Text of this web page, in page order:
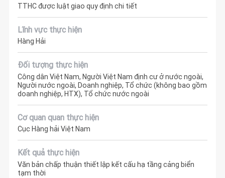
TTHC được luật giao quy định chi tiết
Lĩnh vực thực hiện
Hàng Hải
Đối tượng thực hiện
Công dân Việt Nam, Người Việt Nam định cư ở nước ngoài,
Người nước ngoài, Doanh nghiệp, Tổ chức (không bao gồm
doanh nghiệp, HTX), Tổ chức nước ngoài
Cơ quan quan thực hiện
Cục Hàng hải Việt Nam
Kết quả thực hiện
Văn bản chấp thuận thiết lập kết cấu hạ tầng cảng biển
tạm thời